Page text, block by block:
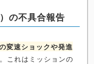
の不具合報告
変速ショックや発進
これはミッションの